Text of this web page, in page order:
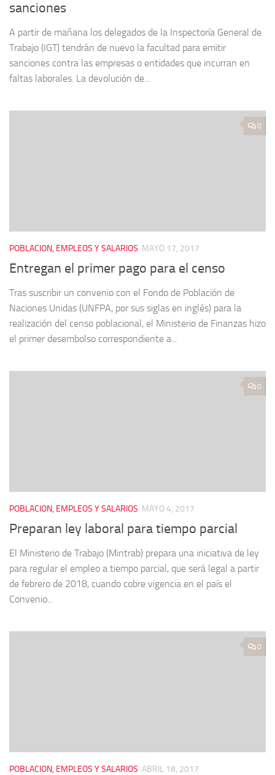
sanciones
A partir de mañana los delegados de la Inspectoría General de
Trabajo (IGT) tendrán de nuevo la facultad para emitir
sanciones contra las empresas o entidades que incurran en
faltas laborales. La devolución de...
0
POBLACION, EMPLEOS Y SALARIOS MAYO 17, 2017
Entregan el primer pago para el censo
Tras suscribir un convenio con el Fondo de Población de
Naciones Unidas (UNFPA, por sus siglas en inglés) para la
realización del censo poblacional, el Ministerio de Finanzas hizo
el primer desembolso correspondiente a...
0
POBLACION, EMPLEOS Y SALARIOS MAYO 4, 2017
Preparan ley laboral para tiempo parcial
El Ministerio de Trabajo (Mintrab) prepara una iniciativa de ley
para regular el empleo a tiempo parcial, que será legal a partir
de febrero de 2018, cuando cobre vigencia en el país el
Convenio...
0
POBLACION, EMPLEOS Y SALARIOS ABRIL 18, 2017